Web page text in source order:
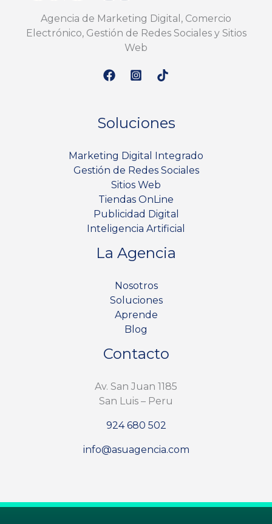
Agencia de Marketing Digital, Comercio
Electrónico, Gestión de Redes Sociales y Sitios
Web
Soluciones
Marketing Digital Integrado
Gestión de Redes Sociales
Sitios Web
Tiendas OnLine
Publicidad Digital
Inteligencia Artificial
La Agencia
Nosotros
Soluciones
Aprende
Blog
Contacto
Av. San Juan 1185
San Luis – Peru
924 680 502
info@asuagencia.com